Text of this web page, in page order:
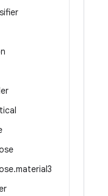
.material3